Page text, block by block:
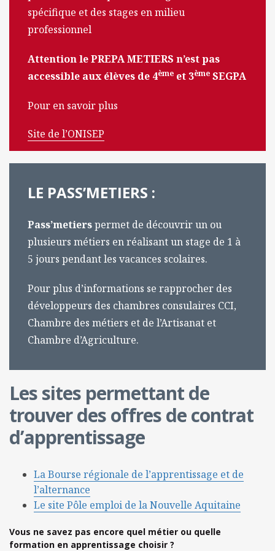
spécifique et des stages en milieu
professionnel
Attention le PREPA METIERS n’est pas
accessible aux élèves de 4ème et 3ème SEGPA
Pour en savoir plus
Site de l’ONISEP
LE PASS’METIERS :
Pass’metierspermet de découvrir un ou
plusieurs métiers en réalisant un stage de 1 à
5 jours pendant les vacances scolaires.
Pour plus d’informations se rapprocher des
développeurs des chambres consulaires CCI,
Chambre des métiers et de l’Artisanat et
Chambre d’Agriculture.
Les sites permettant de
trouver des offres de contrat
d’apprentissage
La Bourse régionale de l’apprentissage et de
l’alternance
Le site Pôle emploi de la Nouvelle Aquitaine
Vous ne savez pas encore quel métier ou quelle
formation en apprentissage choisir ?